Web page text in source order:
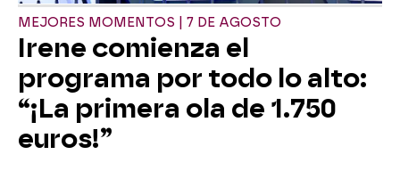
MEJORES MOMENTOS | 7 DE AGOSTO
Irene comienza el
programa por todo lo alto:
“¡La primera ola de 1.750
euros!”